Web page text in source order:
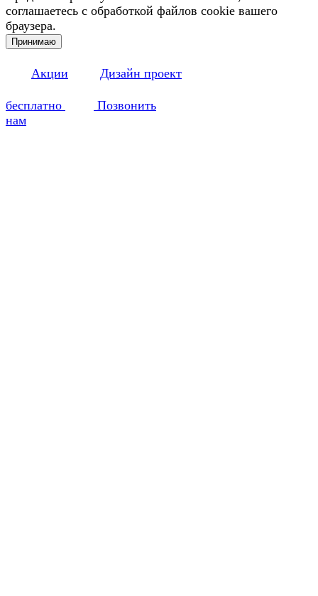
соглашаетесь с обработкой файлов cookie вашего
браузера.
Принимаю
Акции Дизайн проект
бесплатно
Позвонить
нам